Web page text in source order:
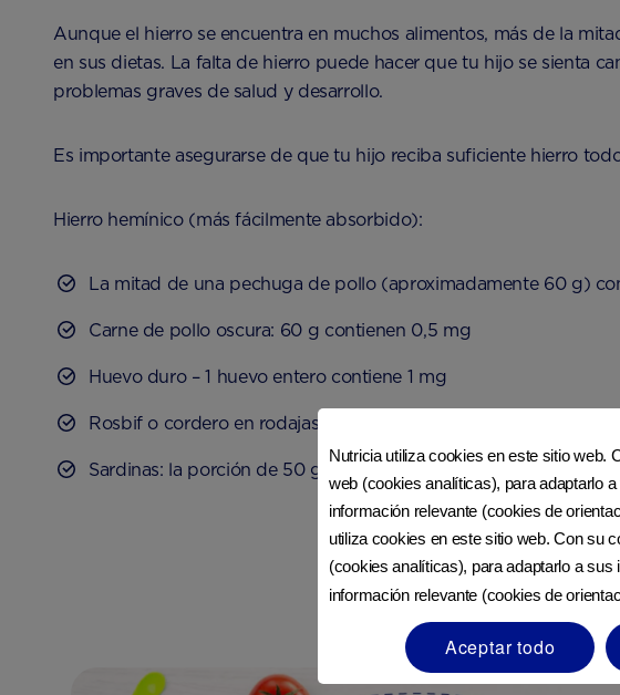
Aunque el hierro se encuentra en muchos alimentos, más de la
en sus dietas. La falta de hierro puede hacer que tu hijo se sienta
problemas graves de salud y desarrollo.
Es importante asegurarse de que tu hijo reciba suficiente hierro
Hierro hemínico (más fácilmente absorbido):
La mitad de una pechuga de pollo (aproximadamente 60 g)
Carne de pollo oscura: 60 g contienen 0,5 mg
Huevo duro – 1 huevo entero contiene 1 mg
Rosbif o cordero en rodajas finas: 1 rodaja (28 g) contiene 0,8
Sardinas: la porción de 50 g contiene 1,4 mg
Nutricia utiliza cookies en este sitio web.
web (cookies analíticas), para adaptarlo
información relevante (cookies de
utiliza cookies en este sitio web. Con su
(cookies analíticas), para adaptarlo a
información relevante (cookies de
Aceptar todo